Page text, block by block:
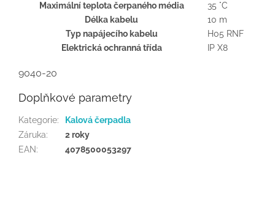
Maximální teplota čerpaného média
35 °C
Délka kabelu
10 m
Typ napájecího kabelu
H05 RNF
Elektrická ochranná třída
IP X8
9040-20
Doplňkové parametry
Kategorie:
Kalová čerpadla
Záruka:
2 roky
EAN: 4078500053297